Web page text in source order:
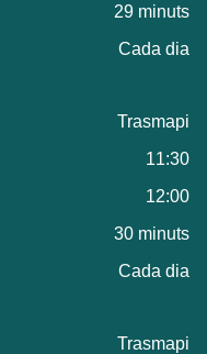
29 minuts
Cada dia
Trasmapi
11:30
12:00
30 minuts
Cada dia
Trasmapi